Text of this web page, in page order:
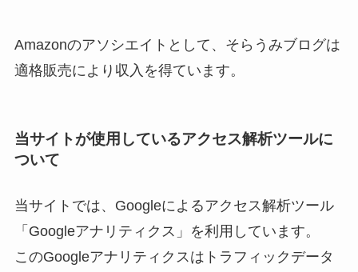
Amazonのアソシエイトとして、そらうみブログは
適格販売により収入を得ています。
当サイトが使用しているアクセス解析ツールに
ついて
当サイトでは、Googleによるアクセス解析ツール
「Googleアナリティクス」を利用しています。
このGoogleアナリティクスはトラフィックデータ